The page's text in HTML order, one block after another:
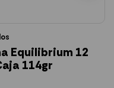
Equilibrium 12
114gr